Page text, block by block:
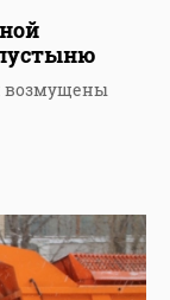
возмущены